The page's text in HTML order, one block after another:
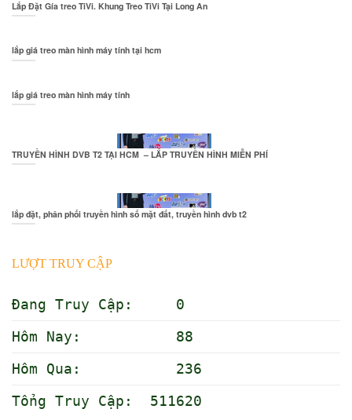
Lắp Đặt Gía treo TiVi. Khung Treo TiVi Tại Long An
lắp giá treo màn hình máy tính tại hcm
lắp giá treo màn hình máy tính
TRUYỀN HÌNH DVB T2 TẠI HCM – LẮP TRUYỀN HÌNH MIỄN PHÍ
lắp đặt, phân phối truyền hình số mặt đất, truyền hình dvb t2
LƯỢT TRUY CẬP
Đang Truy Cập: 0
Hôm Nay: 88
Hôm Qua: 236
Tổng Truy Cập: 511620